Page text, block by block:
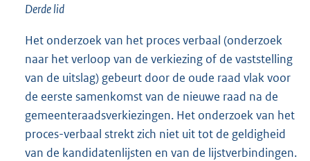
Derde lid
Het onderzoek van het proces verbaal (onderzoek
naar het verloop van de verkiezing of de vaststelling
van de uitslag) gebeurt door de oude raad vlak voor
de eerste samenkomst van de nieuwe raad na de
gemeenteraadsverkiezingen. Het onderzoek van het
proces-verbaal strekt zich niet uit tot de geldigheid
van de kandidatenlijsten en van de lijstverbindingen.